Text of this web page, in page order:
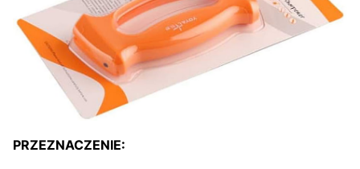
PRZEZNACZENIE: